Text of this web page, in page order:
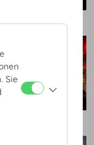
Festival
Sie